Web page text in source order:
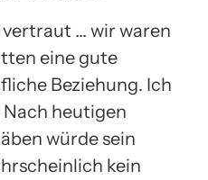
… wir waren
eine gute
Beziehung. Ich
heutigen
würde sein
kein